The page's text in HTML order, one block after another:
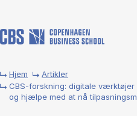
Hjem
Artikler
CBS-forskning: digitale
og hjælpe med at nå